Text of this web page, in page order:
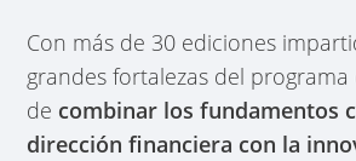
Con más de 30 ediciones
grandes fortalezas del programa
de combinar los fundamentos
dirección financiera con la